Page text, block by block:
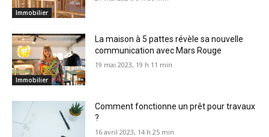
Immobilier
Immobilier
La maison à 5 pattes révèle sa nouvelle
communication avec Mars Rouge
19 mai 2023, 19 h 11 min
Comment fonctionne un prêt pour travaux
?
16 avril 2023, 14 h 25 min